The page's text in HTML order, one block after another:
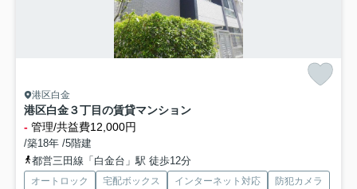
港区白金
港区白金３丁目の賃貸マンション
- 管理/共益費12,000円
/築18年 /5階建
都営三田線「白金台」駅 徒歩12分
オートロック 宅配ボックス インターネット対応
防犯カメラ